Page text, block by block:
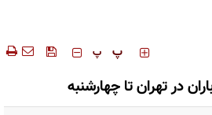
‍‍‍ پ پ
در تهران تا چهارشنبه